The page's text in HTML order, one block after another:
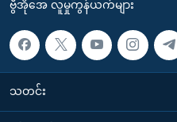
ဗွီအိုအေ လူမှုကွန်ယက်များ
သတင်း